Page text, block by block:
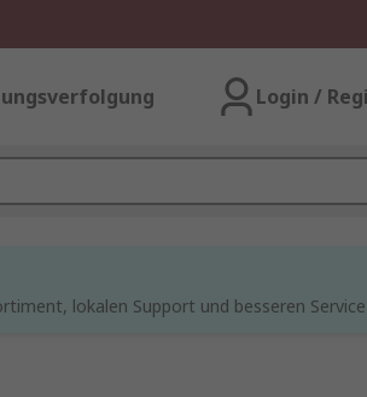
Login /
lokalen Support und besseren